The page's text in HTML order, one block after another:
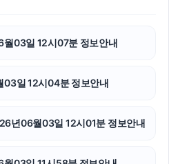
대전이혼전문변호사
흥신소
03일 12시07분 정보안내
일 12시04분 정보안내
년06월03일 12시01분 정보안내